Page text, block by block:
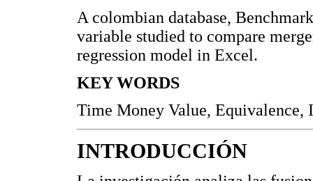
A colombian database,
variable studied to compare
regression model in Excel.
KEY WORDS
Time Money Value, Equivalence,
INTRODUCCIÓN